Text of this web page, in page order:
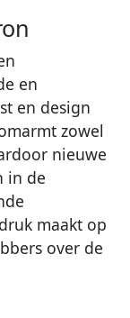
en
en design
zowel
nieuwe
in de
maakt op
over de